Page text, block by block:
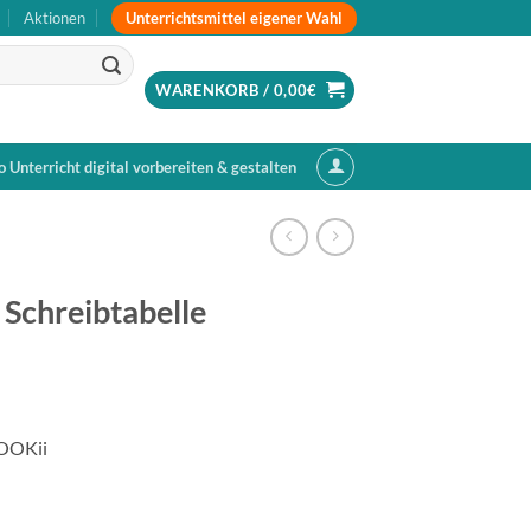
Aktionen Unterrichtsmittel eigener Wahl
WARENKORB / 0,00€
Unterricht digital vorbereiten & gestalten